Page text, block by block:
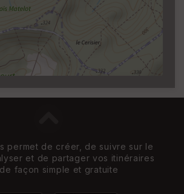
(1km à partir du niveau de
permet de créer, de suivre sur le
et de partager vos itinéraires
de façon simple et gratuite